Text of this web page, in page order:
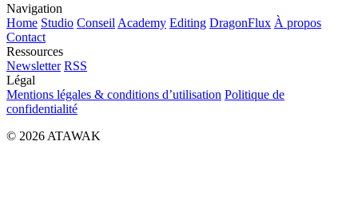
Navigation
Home Studio Conseil Academy Editing DragonFlux À propos
Contact
Ressources
Newsletter RSS
Légal
Mentions légales & conditions d’utilisation Politique de
confidentialité
© 2026 ATAWAK